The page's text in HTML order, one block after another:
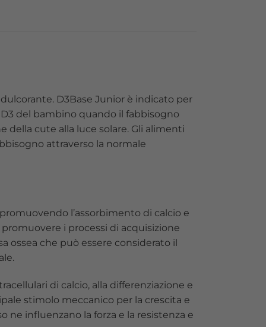
D3Base Junior è indicato per
del bambino quando il fabbisogno
della cute alla luce solare. Gli alimenti
attraverso la normale
l’assorbimento di calcio e
i processi di acquisizione
ossea che può essere considerato il
di calcio, alla differenziazione e
stimolo meccanico per la crescita e
ne influenzano la forza e la resistenza e